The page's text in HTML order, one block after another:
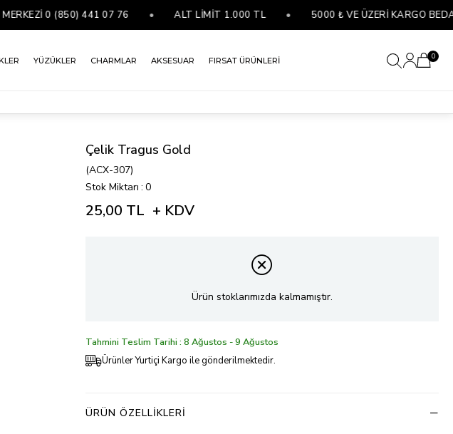
0 (850) 441 07 76 ALT LİMİT 1.000 TL 5000 ₺ VE ÜZERİ KARGO BEDAVA
YÜZÜKLER CHARMLAR AKSESUAR FIRSAT ÜRÜNLERİ 0
Çelik Tragus Gold
(ACX-307)
Stok Miktarı : 0
25,00 TL + KDV
Ürün stoklarımızda kalmamıştır.
Tahmini Teslim Tarihi : 8 Ağustos - 9 Ağustos
Ürünler Yurtiçi Kargo ile gönderilmektedir.
ÜRÜN ÖZELLIKLERI